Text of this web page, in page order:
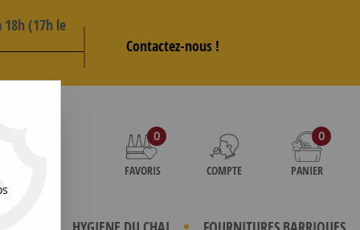
(17h le
Contactez-nous !
0
FAVORIS COMPTE
0
PANIER